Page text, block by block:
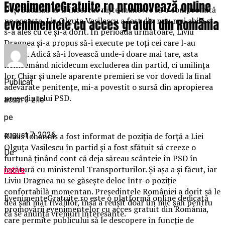
Deşi Bădălău ar fi încercat nişte manevre să o compromită
pe aceasta, Lia Olguţa Vasilescu a fost din nou mai abilă şi
s-a ales cu ce şi-a dorit. În perioada următoare, Liviu
Dragnea şi-a propus să-i execute pe toţi cei care l-au
trădat. Adică să-i lovească unde-i doare mai tare, asta
neînsemând nicidecum excluderea din partid, ci umilinţa
lor. Chiar şi unele aparente premieri se vor dovedi la final
adevărate penitenţe, mi-a povestit o sursă din apropierea
preşedintelui PSD.
Klaus Iohannis a fost informat de poziţia de forţă a Liei
Olguţa Vasilescu în partid şi a fost sfătuit să creeze o
furtună ţinând cont că deja săreau scânteie în PSD în
legătură cu ministerul Transporturilor. Și aşa a şi făcut, iar
Liviu Dragnea nu se găseşte deloc într-o poziţie
confortabilă momentan. Preşedintele României a dorit să le
dea şah mat rivalilor, însă a reuşit doar un mic şah pentru
că se anunţă vremuri interesante.
EvenimenteGratuite.ro promovează online
evenimentele cu acces gratuit din România
Publicat
acum 3 zile
pe
august 7, 2026
De
native
EvenimenteGratuite.ro este o platformă online dedicată
promovării evenimentelor cu acces gratuit din România,
care permite publicului să le descopere în funcție de